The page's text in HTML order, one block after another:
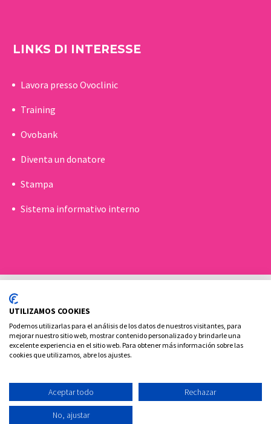
LINKS DI INTERESSE
Lavora presso Ovoclinic
Training
Ovobank
Diventa un donatore
Stampa
Sistema informativo interno
Politica sui cookie
Aviso legale e Informativa sulla privacy
Ovoclinic ©2026
UTILIZAMOS COOKIES
Podemos utilizarlas para el análisis de los datos de nuestros visitantes, para
mejorar nuestro sitio web, mostrar contenido personalizado y brindarle una
excelente experiencia en el sitio web. Para obtener más información sobre las
cookies que utilizamos, abre los ajustes.
Aceptar todo Rechazar
No, ajustar